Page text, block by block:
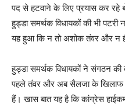
पद से हटवाने के लिए प्रयास कर
हुड्डा समर्थक विधायकों की भी पटरी
यह हुआ कि न तो अशोक तंवर और न
हुड्डा समर्थक विधायकों ने संगठन की
पहले तंवर और अब सैलजा के खिलाफ
हैं। खास बात यह है कि कांग्रेस